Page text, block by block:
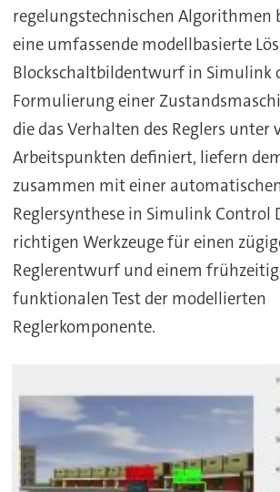
regelungstechnischen Algorithmen
eine umfassende modellbasierte
Blockschaltbildentwurf in Simulink
Formulierung einer
die das Verhalten des Reglers unter
Arbeitspunkten definiert, liefern
zusammen mit einer automatischen
Reglersynthese in Simulink Control
richtigen Werkzeuge für einen
Reglerentwurf und einem
funktionalen Test der modellierten
Reglerkomponente.